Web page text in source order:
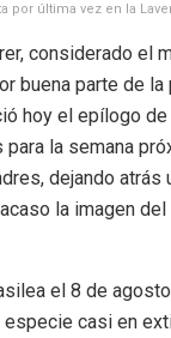
por última vez en la
considerado el
buena parte de la
hoy el epílogo
la semana
dejando atrás
la imagen
el 8 de
especie casi en